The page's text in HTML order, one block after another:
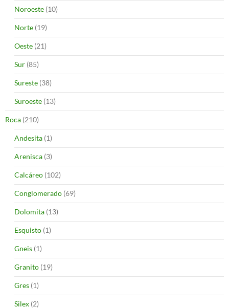
Noroeste (10)
Norte (19)
Oeste (21)
Sur (85)
Sureste (38)
Suroeste (13)
Roca (210)
Andesita (1)
Arenisca (3)
Calcáreo (102)
Conglomerado (69)
Dolomita (13)
Esquisto (1)
Gneis (1)
Granito (19)
Gres (1)
Silex (2)